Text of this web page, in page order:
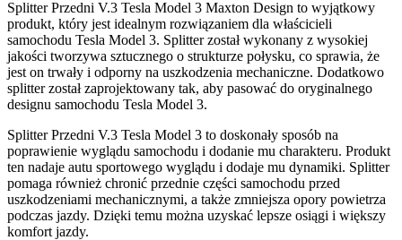
Splitter Przedni V.3 Tesla Model 3 Maxton Design to wyjątkowy
produkt, który jest idealnym rozwiązaniem dla właścicieli
samochodu Tesla Model 3. Splitter został wykonany z wysokiej
jakości tworzywa sztucznego o strukturze połysku, co sprawia, że
jest on trwały i odporny na uszkodzenia mechaniczne. Dodatkowo
splitter został zaprojektowany tak, aby pasować do oryginalnego
designu samochodu Tesla Model 3.
Splitter Przedni V.3 Tesla Model 3 to doskonały sposób na
poprawienie wyglądu samochodu i dodanie mu charakteru. Produkt
ten nadaje autu sportowego wyglądu i dodaje mu dynamiki. Splitter
pomaga również chronić przednie części samochodu przed
uszkodzeniami mechanicznymi, a także zmniejsza opory powietrza
podczas jazdy. Dzięki temu można uzyskać lepsze osiągi i większy
komfort jazdy.